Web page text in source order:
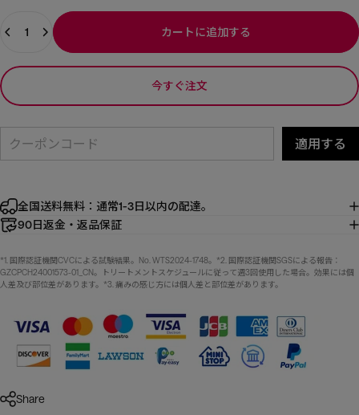
カートに追加する
今すぐ注文
適用する
全国送料無料：通常1-3日以内の配達。
90日返金・返品保証
*1. 国際認証機関CVCによる試験結果。No. WTS2024-1748。*2. 国際認証機関SGSによる報告：
GZCPCH24001573-01_CN。トリートメントスケジュールに従って週3回使用した場合。効果には個
人差及び部位差があります。*3. 痛みの感じ方には個人差と部位差があります。
Share